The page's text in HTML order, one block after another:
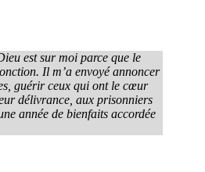
est sur moi parce que le
Il m’a envoyé annoncer
guérir ceux qui ont le cœur
délivrance, aux prisonniers
année de bienfaits accordée